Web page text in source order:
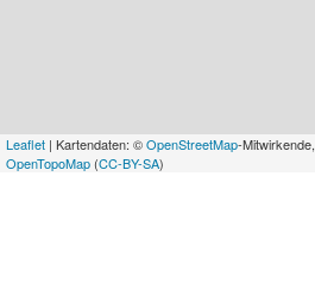
Leaflet | Kartendaten: ©OpenStreetMap-Mitwirkende,
OpenTopoMap (CC-BY-SA)